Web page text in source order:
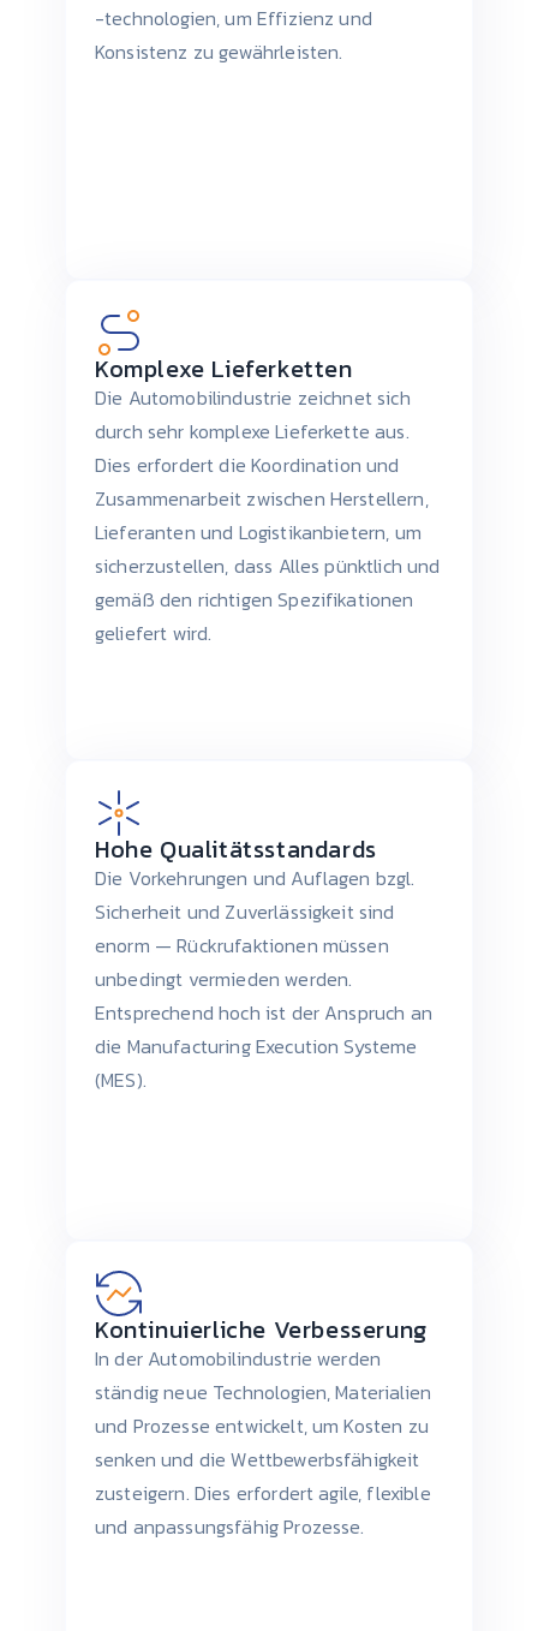
-technologien, um Effizienz und
Konsistenz zu gewährleisten.
Komplexe Lieferketten
Die Automobilindustrie zeichnet sich
durch sehr komplexe Lieferkette aus.
Dies erfordert die Koordination und
Zusammenarbeit zwischen Herstellern,
Lieferanten und Logistikanbietern, um
sicherzustellen, dass Alles pünktlich und
gemäß den richtigen Spezifikationen
geliefert wird.
Hohe Qualitätsstandards
Die Vorkehrungen und Auflagen bzgl.
Sicherheit und Zuverlässigkeit sind
enorm — Rückrufaktionen müssen
unbedingt vermieden werden.
Entsprechend hoch ist der Anspruch an
die Manufacturing Execution Systeme
(MES).
Kontinuierliche Verbesserung
In der Automobilindustrie werden
ständig neue Technologien, Materialien
und Prozesse entwickelt, um Kosten zu
senken und die Wettbewerbsfähigkeit
zusteigern. Dies erfordert agile, flexible
und anpassungsfähig Prozesse.